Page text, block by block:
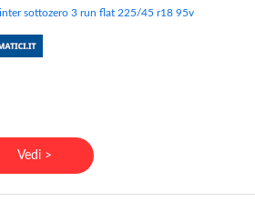
sottozero 3 run flat 225/45 r18 95v
Vedi >